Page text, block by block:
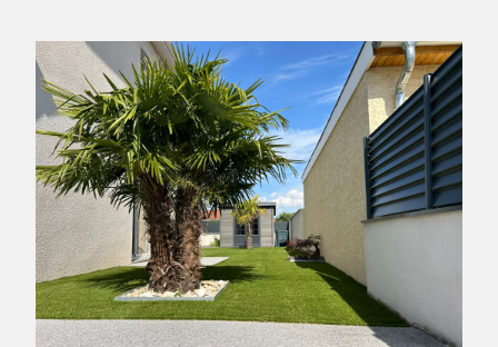
AMÉNAGEMENT D’UN JARDIN
SAINT-ANDRÉ-LE-PUY - 42210